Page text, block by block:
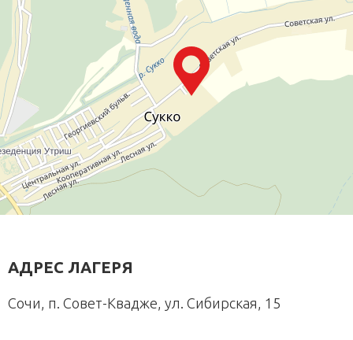
АДРЕС ЛАГЕРЯ
Сочи, п. Совет-Квадже, ул. Сибирская, 15